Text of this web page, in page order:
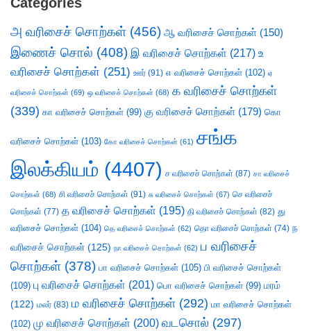
அ வரிசைச் சொற்கள் (456) ஆ வரிசைச் சொற்கள் (150)
இணைச் சொல் (408) இ வரிசைச் சொற்கள் (217) உ
வரிசைச் சொற்கள் (251) ஊர் (91) எ வரிசைச் சொற்கள் (102) ஏ
வரிசைச் சொற்கள் (69) ஒ வரிசைச் சொற்கள் (68) க வரிசைச் சொற்கள்
(339) கா வரிசைச் சொற்கள் (99) கு வரிசைச் சொற்கள் (179) கொ
வரிசைச் சொற்கள் (103) கோ வரிசைச் சொற்கள் (61) சங்க
இலக்கியம் (4407) ச வரிசைச் சொற்கள் (87) சா வரிசைச்
சொற்கள் (68) சி வரிசைச் சொற்கள் (91) சு வரிசைச் சொற்கள் (67) செ வரிசைச்
சொற்கள் (77) த வரிசைச் சொற்கள் (195) தி வரிசைச் சொற்கள் (82) து
வரிசைச் சொற்கள் (104) தெ வரிசைச் சொற்கள் (62) தொ வரிசைச் சொற்கள் (74) ந
வரிசைச் சொற்கள் (125) நா வரிசைச் சொற்கள் (62) ப வரிசைச்
சொற்கள் (378) பா வரிசைச் சொற்கள் (105) பி வரிசைச் சொற்கள்
(109) பு வரிசைச் சொற்கள் (201) பொ வரிசைச் சொற்கள் (99) மரம்
(122) மலர் (83) ம வரிசைச் சொற்கள் (292) மா வரிசைச் சொற்கள்
(102) மு வரிசைச் சொற்கள் (200) வடசொல் (297)